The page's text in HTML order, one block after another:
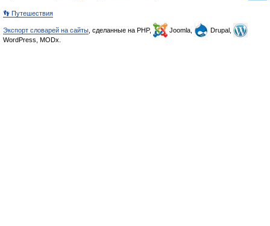
👣 Путешествия
Экспорт словарей на сайты , сделанные на PHP, Joomla,
Drupal,
WordPress, MODx.